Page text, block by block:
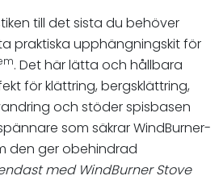
till det sista du behöver
praktiska upphängningskit för
. Det här lätta och hållbara
för klättring, bergsklättring,
och stöder spisbasen
som säkrar WindBurner-
den ger obehindrad
med WindBurner Stove